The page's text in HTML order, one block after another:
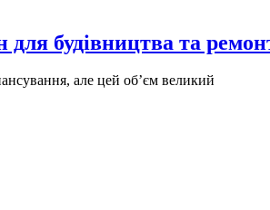
для будівництва та
але цей об’єм великий